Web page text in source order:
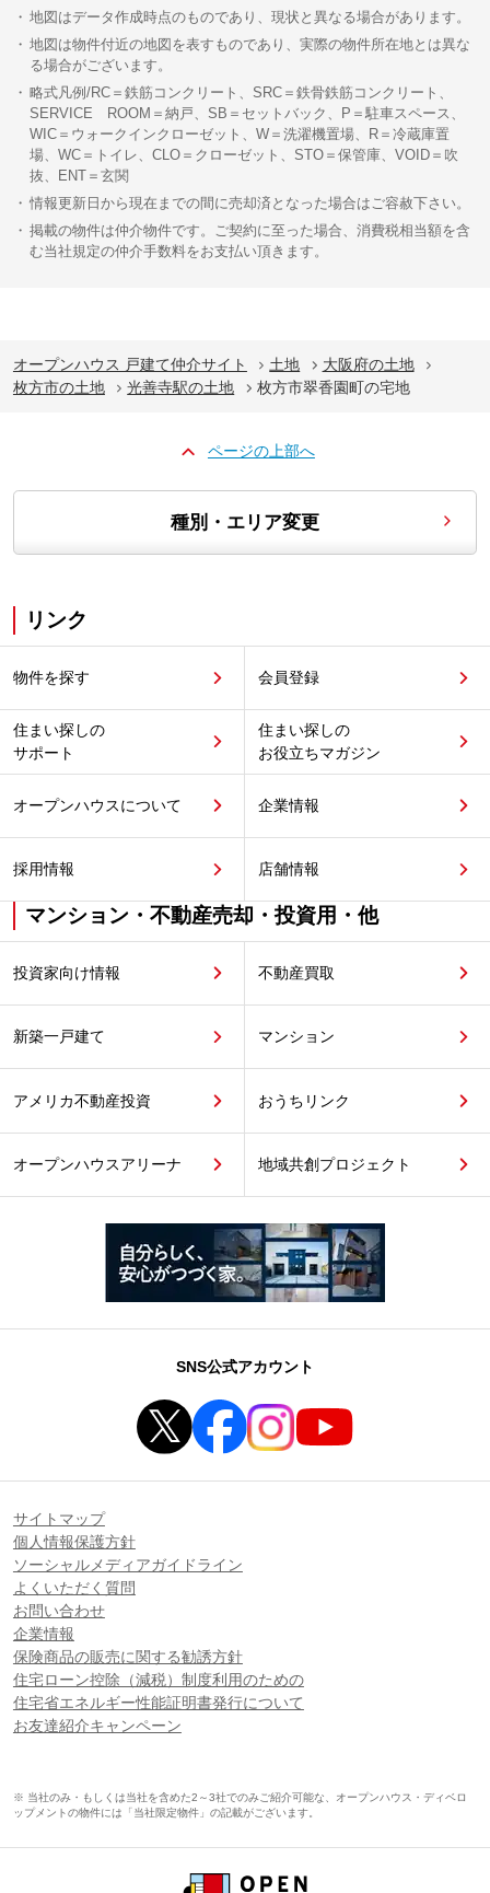
地図はデータ作成時点のものであり、現状と異なる場合があります。
地図は物件付近の地図を表すものであり、実際の物件所在地とは異な
る場合がございます。
略式凡例/RC＝鉄筋コンクリート、SRC＝鉄骨鉄筋コンクリート、
SERVICE ROOM＝納戸、SB＝セットバック、P＝駐車スペース、
WIC＝ウォークインクローゼット、W＝洗濯機置場、R＝冷蔵庫置
場、WC＝トイレ、CLO＝クローゼット、STO＝保管庫、VOID＝吹
抜、ENT＝玄関
情報更新日から現在までの間に売却済となった場合はご容赦下さい。
掲載の物件は仲介物件です。ご契約に至った場合、消費税相当額を含
む当社規定の仲介手数料をお支払い頂きます。
オープンハウス 戸建て仲介サイト 土地
大阪府の土地
枚方市の土地
光善寺駅の土地 枚方市翠香園町の宅地
ページの上部へ
種別・エリア変更
リンク
物件を探す 会員登録
住まい探しの
サポート
住まい探しの
お役立ちマガジン
オープンハウスについて 企業情報
採用情報 店舗情報
マンション・不動産売却・投資用・他
投資家向け情報 不動産買取
新築一戸建て マンション
アメリカ不動産投資 おうちリンク
オープンハウスアリーナ 地域共創プロジェクト
SNS公式アカウント
サイトマップ
個人情報保護方針
ソーシャルメディアガイドライン
よくいただく質問
お問い合わせ
企業情報
保険商品の販売に関する勧誘方針
住宅ローン控除（減税）制度利用のための
住宅省エネルギー性能証明書発行について
お友達紹介キャンペーン
※ 当社のみ・もしくは当社を含めた2～3社でのみご紹介可能な、オープンハウス・ディベロ
ップメントの物件には「当社限定物件」の記載がございます。